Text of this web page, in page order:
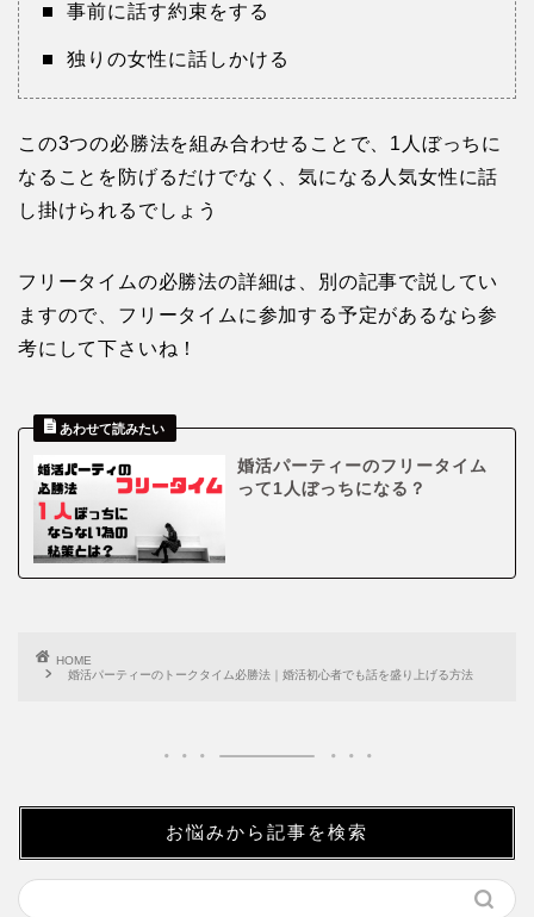
事前に話す約束をする
独りの女性に話しかける
この3つの必勝法を組み合わせることで、1人ぼっちに
なることを防げるだけでなく、気になる人気女性に話
し掛けられるでしょう
フリータイムの必勝法の詳細は、別の記事で説してい
ますので、フリータイムに参加する予定があるなら参
考にして下さいね！
婚活パーティーのフリータイム
って1人ぼっちになる？
HOME
婚活パーティーのトークタイム必勝法｜婚活初心者でも話を盛り上げる方法
お悩みから記事を検索